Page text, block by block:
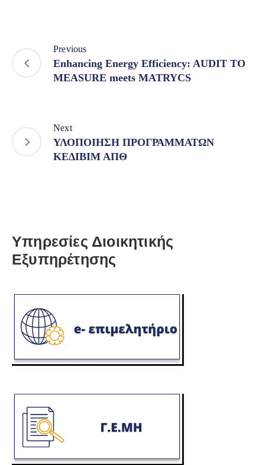
Previous
Enhancing Energy Efficiency: AUDIT TO
MEASURE meets MATRYCS
Next
ΥΛΟΠΟΙΗΣΗ ΠΡΟΓΡΑΜΜΑΤΩΝ
ΚΕΔΙΒΙΜ ΑΠΘ
Υπηρεσίες Διοικητικής
Εξυπηρέτησης